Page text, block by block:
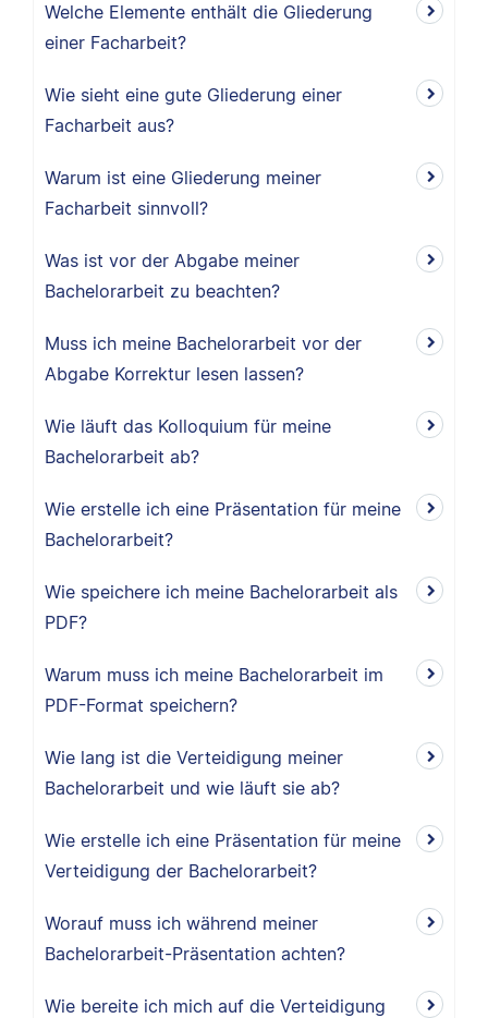
Welche Elemente enthält die Gliederung
einer Facharbeit?
Wie sieht eine gute Gliederung einer
Facharbeit aus?
Warum ist eine Gliederung meiner
Facharbeit sinnvoll?
Was ist vor der Abgabe meiner
Bachelorarbeit zu beachten?
Muss ich meine Bachelorarbeit vor der
Abgabe Korrektur lesen lassen?
Wie läuft das Kolloquium für meine
Bachelorarbeit ab?
Wie erstelle ich eine Präsentation für meine
Bachelorarbeit?
Wie speichere ich meine Bachelorarbeit als
PDF?
Warum muss ich meine Bachelorarbeit im
PDF-Format speichern?
Wie lang ist die Verteidigung meiner
Bachelorarbeit und wie läuft sie ab?
Wie erstelle ich eine Präsentation für meine
Verteidigung der Bachelorarbeit?
Worauf muss ich während meiner
Bachelorarbeit-Präsentation achten?
Wie bereite ich mich auf die Verteidigung